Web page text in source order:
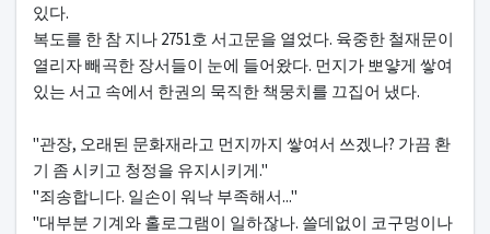
있다.
복도를 한 참 지나 2751호 서고문을 열었다. 육중한 철재문이
열리자 빼곡한 장서들이 눈에 들어왔다. 먼지가 뽀얗게 쌓여
있는 서고 속에서 한권의 묵직한 책뭉치를 끄집어 냈다.
"관장, 오래된 문화재라고 먼지까지 쌓여서 쓰겠나? 가끔 환
기 좀 시키고 청정을 유지시키게."
"죄송합니다. 일손이 워낙 부족해서..."
"대부분 기계와 홀로그램이 일하잖나. 쓸데없이 코구멍이나